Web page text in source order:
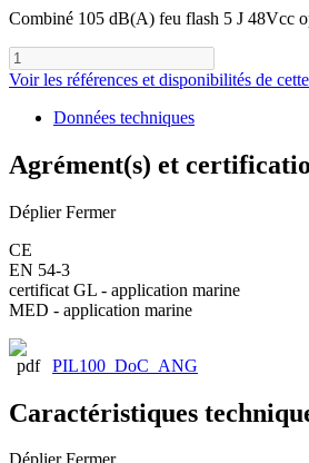
Combiné 105 dB(A) feu flash 5 J 48Vcc
Voir les références et disponibilités de
Données techniques
Agrément(s) et
Déplier Fermer
CE
EN 54-3
certificat GL - application marine
MED - application marine
PIL100_DoC_ANG
Caractéristiques